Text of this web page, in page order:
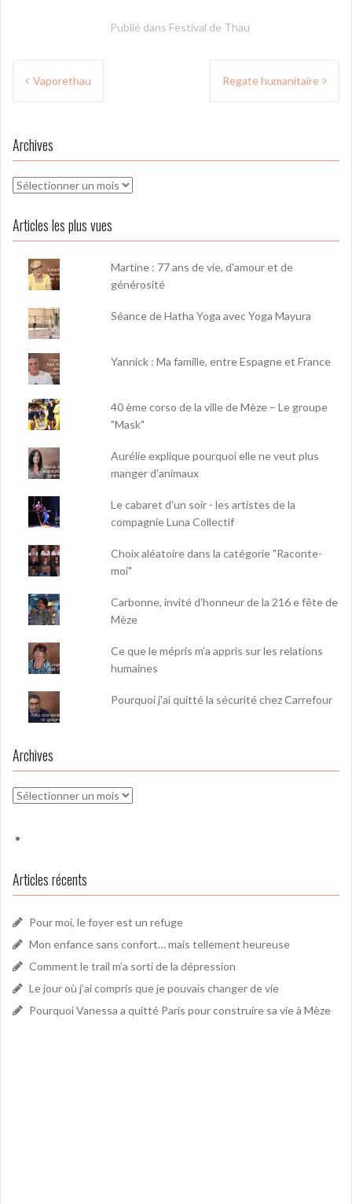
Publié dans Festival de Thau
Navigation
Vaporethau Regate humanitaire
Archives
Archives
Articles les plus vues
Martine : 77 ans de vie, d'amour et de
générosité
Séance de Hatha Yoga avec Yoga Mayura
Yannick : Ma famille, entre Espagne et France
40 ème corso de la ville de Mèze – Le groupe
"Mask"
Aurélie explique pourquoi elle ne veut plus
manger d’animaux
Le cabaret d'un soir - les artistes de la
compagnie Luna Collectif
Choix aléatoire dans la catégorie "Raconte-
moi"
Carbonne, invité d'honneur de la 216 e fête de
Mèze
Ce que le mépris m’a appris sur les relations
humaines
Pourquoi j'ai quitté la sécurité chez Carrefour
Archives
Archives
Articles récents
Pour moi, le foyer est un refuge
Mon enfance sans confort… mais tellement heureuse
Comment le trail m’a sorti de la dépression
Le jour où j’ai compris que je pouvais changer de vie
Pourquoi Vanessa a quitté Paris pour construire sa vie à Mèze